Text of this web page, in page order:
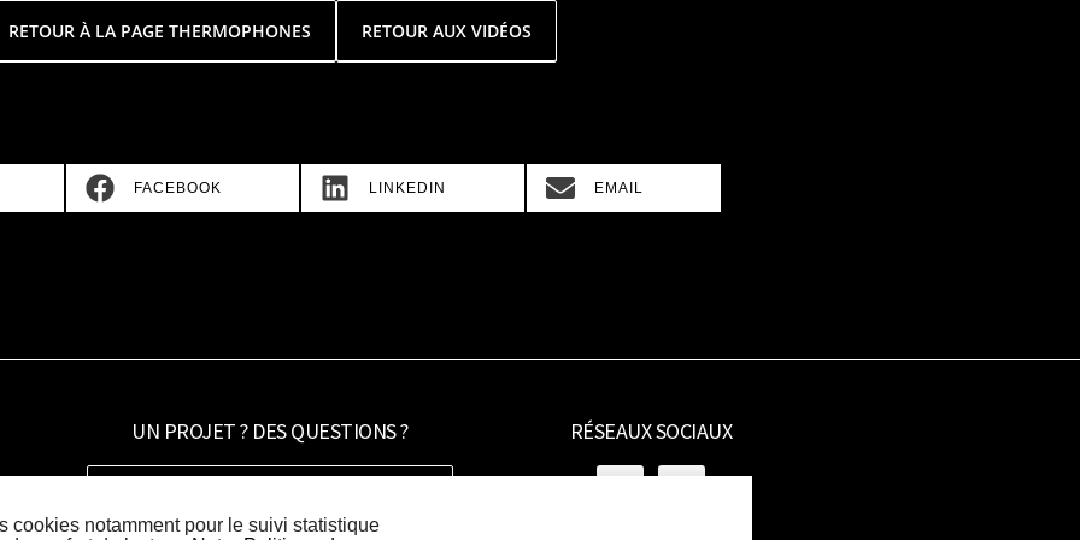
cookies notamment pour le suivi statistique
RETOUR À LA PAGE THERMOPHONES RETOUR AUX VIDÉOS
SHARE
FACEBOOK
SHARE
LINKEDIN
SHARE
EMAIL
UN PROJET ? DES QUESTIONS ?
PROJET
RÉSEAUX SOCIAUX